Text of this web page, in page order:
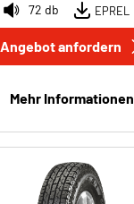
72 db EPREL
Angebot anfordern
Mehr Informationen